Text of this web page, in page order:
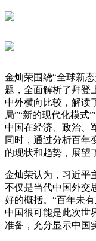
金灿荣围绕“全球新
题，全面解析了拜登
中外横向比较，解读
局”“新的现代化模式
中国在经济、政治、
同时，通过分析百年
的现状和趋势，展望
金灿荣认为，习近平
不仅是当代中国外交
好的概括。“百年未
中国很可能是此次世
准备，充分显示中国